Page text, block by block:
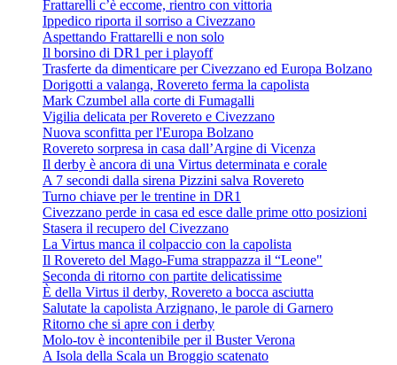
Frattarelli c’è eccome, rientro con vittoria
Ippedico riporta il sorriso a Civezzano
Aspettando Frattarelli e non solo
Il borsino di DR1 per i playoff
Trasferte da dimenticare per Civezzano ed Europa Bolzano
Dorigotti a valanga, Rovereto ferma la capolista
Mark Czumbel alla corte di Fumagalli
Vigilia delicata per Rovereto e Civezzano
Nuova sconfitta per l'Europa Bolzano
Rovereto sorpresa in casa dall’Argine di Vicenza
Il derby è ancora di una Virtus determinata e corale
A 7 secondi dalla sirena Pizzini salva Rovereto
Turno chiave per le trentine in DR1
Civezzano perde in casa ed esce dalle prime otto posizioni
Stasera il recupero del Civezzano
La Virtus manca il colpaccio con la capolista
Il Rovereto del Mago-Fuma strappazza il “Leone"
Seconda di ritorno con partite delicatissime
È della Virtus il derby, Rovereto a bocca asciutta
Salutate la capolista Arzignano, le parole di Garnero
Ritorno che si apre con i derby
Molo-tov è incontenibile per il Buster Verona
A Isola della Scala un Broggio scatenato